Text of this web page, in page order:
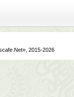
2015-2026